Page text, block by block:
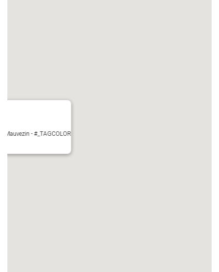
Mauvezin - #_TAGCOLOR